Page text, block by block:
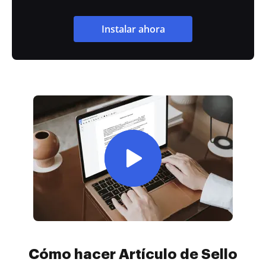
Instalar ahora
Cómo hacer Artículo de Sello